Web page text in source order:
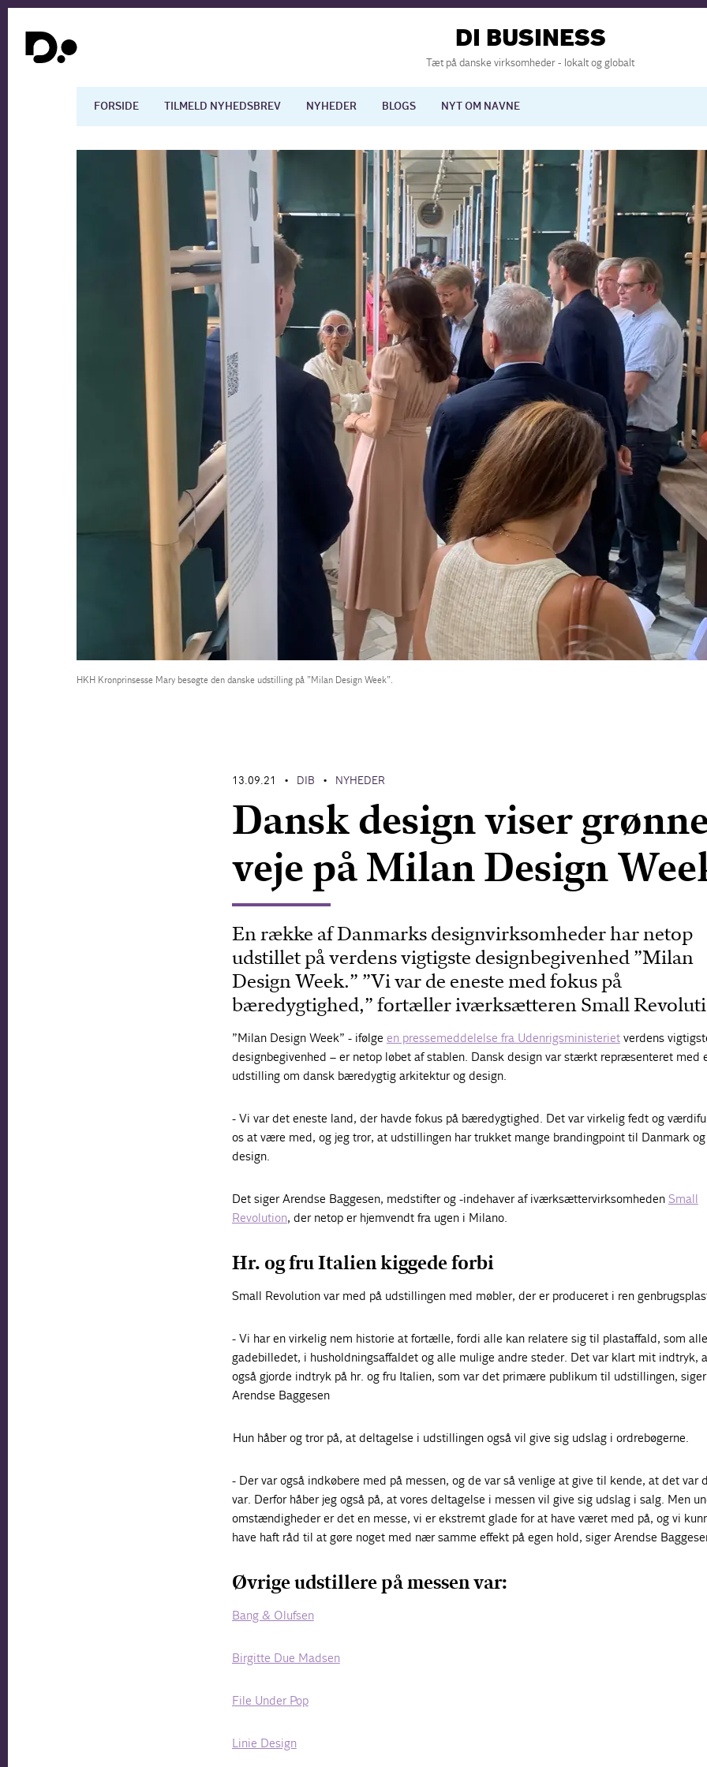
DI BUSINESS
Tæt på danske virksomheder - lokalt og globalt
FORSIDE TILMELD NYHEDSBREV NYHEDER BLOGS NYT OM NAVNE
Dansk økonomi Digitalisering International økonomi
Arbejdsmarkedet Uddannelse Europapolitik
HKH Kronprinsesse Mary besøgte den danske udstilling på ”Milan Design Week”.
13.09.21 • DIB • NYHEDER
Dansk design viser
veje på Milan Design
En række af Danmarks designvirksomheder har netop
udstillet på verdens vigtigste designbegivenhed ”Milan
Design Week.” ”Vi var de eneste med fokus på
bæredygtighed,” fortæller iværksætteren Small
”Milan Design Week” - ifølge en pressemeddelelse fra Udenrigsministerietverdens
designbegivenhed – er netop løbet af stablen. Dansk design var stærkt repræsenteret med
udstilling om dansk bæredygtig arkitektur og design.
- Vi var det eneste land, der havde fokus på bæredygtighed. Det var virkelig fedt og
os at være med, og jeg tror, at udstillingen har trukket mange brandingpoint til Danmark
design.
Det siger Arendse Baggesen, medstifter og -indehaver af iværksættervirksomheden Small
Revolution, der netop er hjemvendt fra ugen i Milano.
Hr. og fru Italien kiggede forbi
Small Revolution var med på udstillingen med møbler, der er produceret i ren
- Vi har en virkelig nem historie at fortælle, fordi alle kan relatere sig til plastaffald, som
gadebilledet, i husholdningsaffaldet og alle mulige andre steder. Det var klart mit indtryk,
også gjorde indtryk på hr. og fru Italien, som var det primære publikum til udstillingen, siger
Arendse Baggesen
Hun håber og tror på, at deltagelse i udstillingen også vil give sig udslag i ordrebøgerne.
- Der var også indkøbere med på messen, og de var så venlige at give til kende, at det var
var. Derfor håber jeg også på, at vores deltagelse i messen vil give sig udslag i salg. Men
omstændigheder er det en messe, vi er ekstremt glade for at have været med på, og vi
have haft råd til at gøre noget med nær samme effekt på egen hold, siger Arendse
Øvrige udstillere på messen var:
Bang & Olufsen
Birgitte Due Madsen
File Under Pop
Linie Design